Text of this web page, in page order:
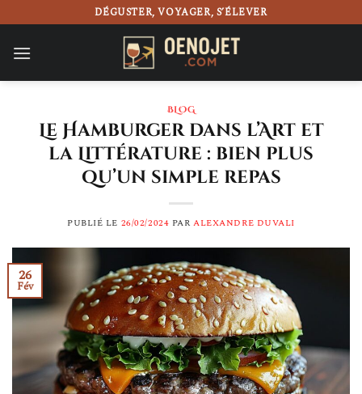
au
contenu
DÉGUSTER, VOYAGER, S’ÉLEVER
BLOG
Le Hamburger dans l’Art et
la Littérature : bien plus
qu’un simple repas
PUBLIÉ LE 26/02/2024 PARALEXANDRE DUVALI
26
Fév